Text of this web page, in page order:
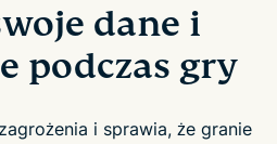
dane i
podczas gry
i sprawia, że granie